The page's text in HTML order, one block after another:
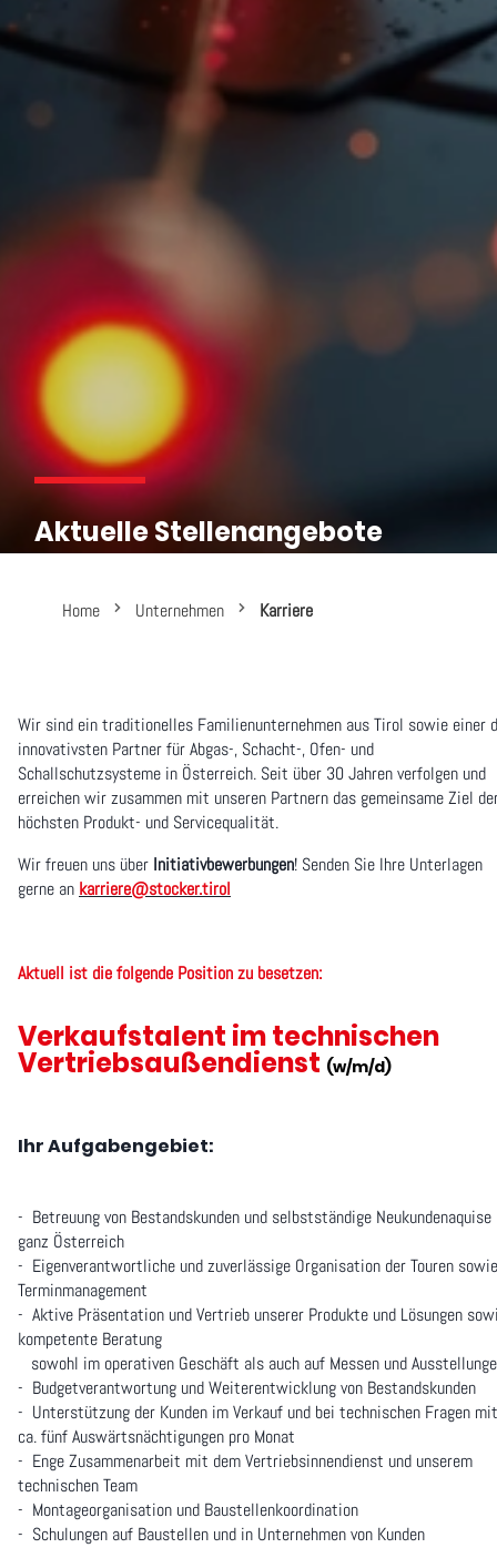
Aktuelle Stellenangebote
Home Unternehmen Karriere
Wir sind ein traditionelles Familienunternehmen aus Tirol sowie einer
innovativsten Partner für Abgas-, Schacht-, Ofen- und
Schallschutzsysteme in Österreich. Seit über 30 Jahren verfolgen und
erreichen wir zusammen mit unseren Partnern das gemeinsame Ziel
höchsten Produkt- und Servicequalität.
Wir freuen uns über Initiativbewerbungen! Senden Sie Ihre Unterlagen
gerne an karriere@stocker.tirol
Aktuell ist die folgende Position zu besetzen:
Verkaufstalent im technischen
Vertriebsaußendienst (w/m/d)
Ihr Aufgabengebiet:
- Betreuung von Bestandskunden und selbstständige Neukundenaquise
ganz Österreich
- Eigenverantwortliche und zuverlässige Organisation der Touren sowie
Terminmanagement
- Aktive Präsentation und Vertrieb unserer Produkte und Lösungen
kompetente Beratung
sowohl im operativen Geschäft als auch auf Messen und
- Budgetverantwortung und Weiterentwicklung von Bestandskunden
- Unterstützung der Kunden im Verkauf und bei technischen Fragen mit
ca. fünf Auswärtsnächtigungen pro Monat
- Enge Zusammenarbeit mit dem Vertriebsinnendienst und unserem
technischen Team
- Montageorganisation und Baustellenkoordination
- Schulungen auf Baustellen und in Unternehmen von Kunden